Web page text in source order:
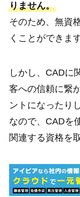
りません。
そのため、無資
くことができます
しかし、CADに
客への信頼に繋
ントになったり
なので、CADを
関連する資格を